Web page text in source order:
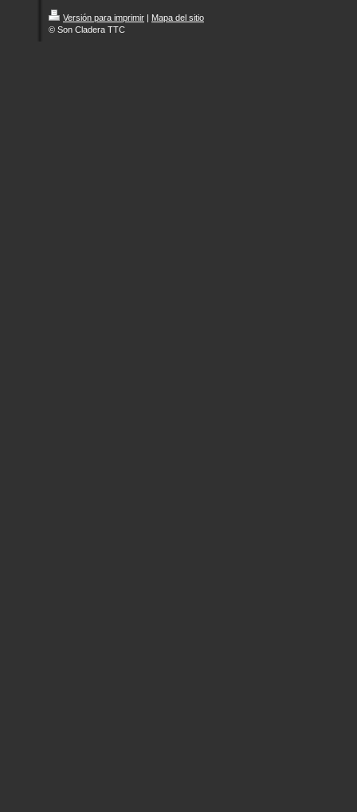
Versión para imprimir | Mapa del sitio
© Son Cladera TTC